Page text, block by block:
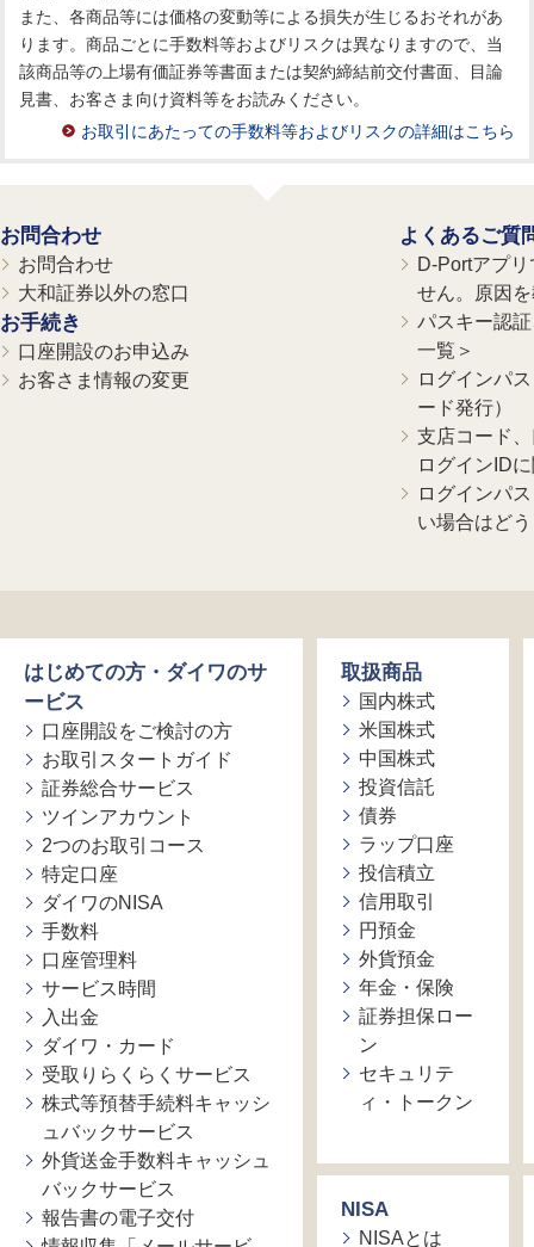
また、各商品等には価格の変動等による損失が生じるおそれがあ
ります。商品ごとに手数料等およびリスクは異なりますので、当
該商品等の上場有価証券等書面または契約締結前交付書面、目論
見書、お客さま向け資料等をお読みください。
お取引にあたっての手数料等およびリスクの詳細はこちら
お問合わせ
お問合わせ
大和証券以外の窓口
お手続き
口座開設のお申込み
お客さま情報の変更
よくあるご質
D-Portアプ
せん。原因
パスキー認
一覧＞
ログインパ
ード発行）
支店コード
ログインID
ログインパ
い場合はど
はじめての方・ダイワのサ
ービス
口座開設をご検討の方
お取引スタートガイド
証券総合サービス
ツインアカウント
2つのお取引コース
特定口座
ダイワのNISA
手数料
口座管理料
サービス時間
入出金
ダイワ・カード
受取りらくらくサービス
株式等預替手続料キャッシ
ュバックサービス
外貨送金手数料キャッシュ
バックサービス
報告書の電子交付
取扱商品
国内株式
米国株式
中国株式
投資信託
債券
ラップ口座
投信積立
信用取引
円預金
外貨預金
年金・保険
証券担保ロー
ン
セキュリテ
ィ・トークン
NISA
NISAとは